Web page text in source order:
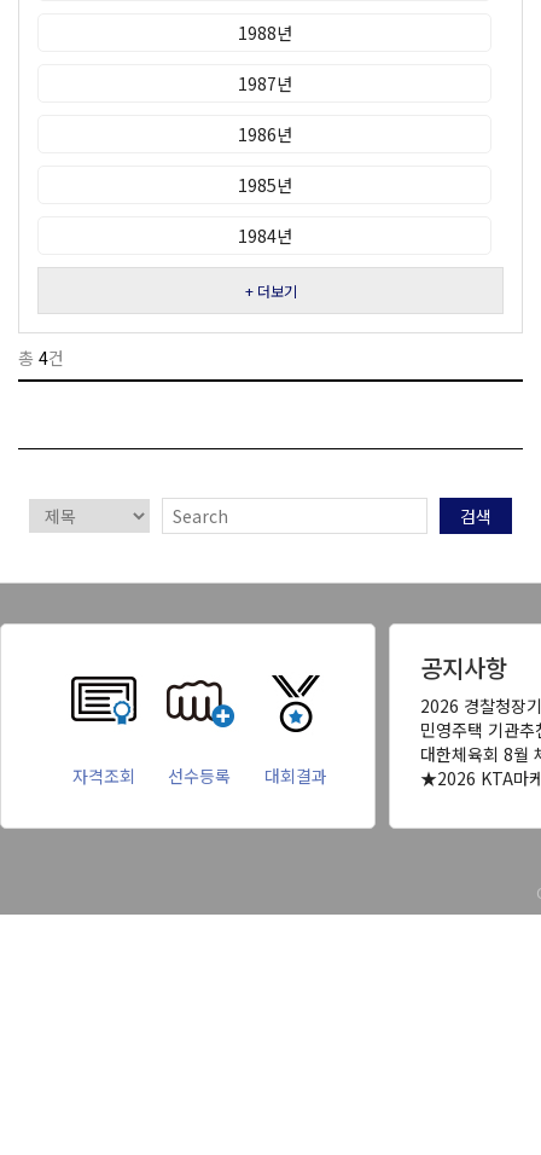
1988년
1987년
1986년
1985년
1984년
+ 더보기
총 4건
검색
자격조회 선수등록 대회결과
공지사항
2026 경찰청장
민영주택 기관
대한체육회 8월
★2026 KTA마